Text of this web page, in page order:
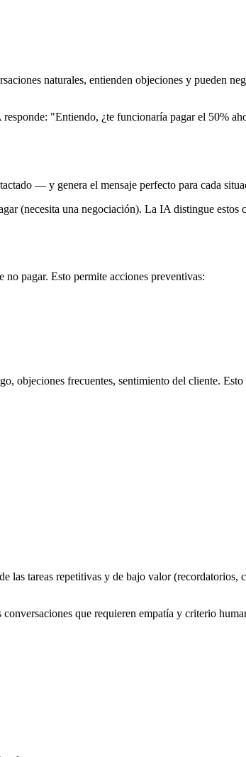
naturales, entienden objeciones y pueden
"Entiendo, ¿te funcionaría pagar el 50%
— y genera el mensaje perfecto para cada
(necesita una negociación). La IA distingue estos
pagar. Esto permite acciones preventivas:
objeciones frecuentes, sentimiento del cliente. Esto
las tareas repetitivas y de bajo valor (recordatorios,
que requieren empatía y criterio